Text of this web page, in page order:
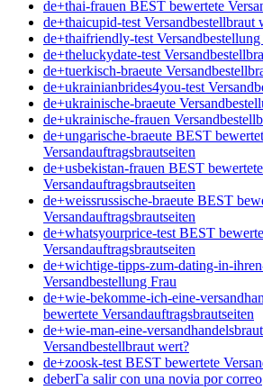
de+thai-frauen BEST bewertete
de+thaicupid-test Versandbestellbraut
de+thaifriendly-test Versandbestellung
de+theluckydate-test
de+tuerkisch-braeute
de+ukrainianbrides4you-test
de+ukrainische-braeute
de+ukrainische-frauen
de+ungarische-braeute BEST
Versandauftragsbrautseiten
de+usbekistan-frauen BEST bewertete
Versandauftragsbrautseiten
de+weissrussische-braeute BEST
Versandauftragsbrautseiten
de+whatsyourprice-test BEST
Versandauftragsbrautseiten
de+wichtige-tipps-zum-dating-in-
Versandbestellung Frau
de+wie-bekomme-ich-eine-
bewertete Versandauftragsbrautseiten
de+wie-man-eine-
Versandbestellbraut wert?
de+zoosk-test BEST bewertete
deberГ­a salir con una novia por correo